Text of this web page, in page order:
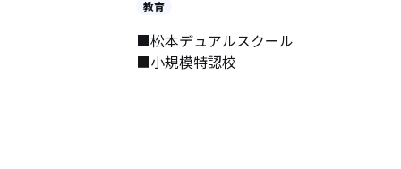
教育
■松本デュアルスクール
■小規模特認校